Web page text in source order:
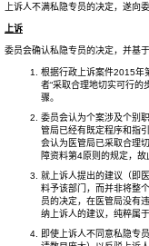
上诉人不满私隐专员的决定，遂向
上诉
委员会确认私隐专员的决定，并基
根据行政上诉案件2015年
者“采取合理地切实可行的
骤。
委员会认为个案涉及个别
管局已经有既定程序和指
会认为医管局已采取合理
障资料第4原则的规定，故
就上诉人提出的建议（即
料予该部门，而并非将整
员的决定，在医管局没有
纳上诉人的建议，纯粹属
即使上诉人不同意私隐专